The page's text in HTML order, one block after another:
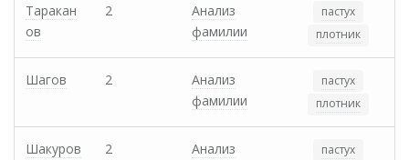
Таракан
ов
2
Анализ
фамилии
пастух
плотник
Шагов 2
Анализ
фамилии
пастух
плотник
Шакуров 2 Анализ пастух